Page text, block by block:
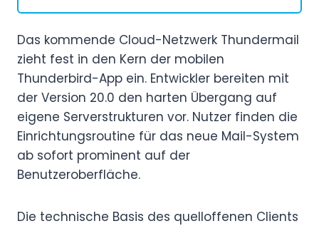
Das kommende Cloud-Netzwerk Thundermail
zieht fest in den Kern der mobilen
Thunderbird-App ein. Entwickler bereiten mit
der Version 20.0 den harten Übergang auf
eigene Serverstrukturen vor. Nutzer finden die
Einrichtungsroutine für das neue Mail-System
ab sofort prominent auf der
Benutzeroberfläche.
Die technische Basis des quelloffenen Clients